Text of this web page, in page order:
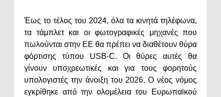
Έως το τέλος του 2024, όλα τα κινητά τηλέφωνα,
τα τάμπλετ και οι φωτογραφικές μηχανές που
πωλούνται στην ΕΕ θα πρέπει να διαθέτουν θύρα
φόρτισης τύπου USB-C. Οι θύρες αυτές θα
γίνουν υποχρεωτικές και για τους φορητούς
υπολογιστές την άνοιξη του 2026. Ο νέος νόμος
εγκρίθηκε από την ολομέλεια του Ευρωπαϊκού